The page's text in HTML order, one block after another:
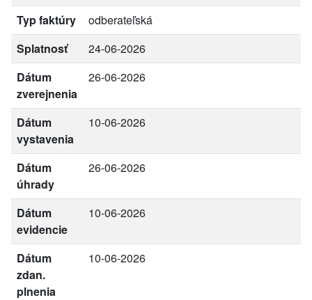
Typ faktúry
odberateľská
Splatnosť
24-06-2026
Dátum
zverejnenia
26-06-2026
Dátum
vystavenia
10-06-2026
Dátum
úhrady
26-06-2026
Dátum
evidencie
10-06-2026
Dátum
zdan.
plnenia
10-06-2026